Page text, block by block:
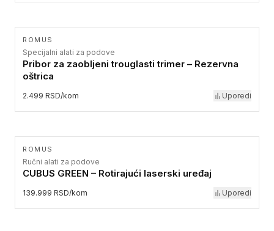
ROMUS
Specijalni alati za podove
Pribor za zaobljeni trouglasti trimer – Rezervna
oštrica
2.499 RSD/kom Uporedi
ROMUS
Ručni alati za podove
CUBUS GREEN – Rotirajući laserski uređaj
139.999 RSD/kom Uporedi